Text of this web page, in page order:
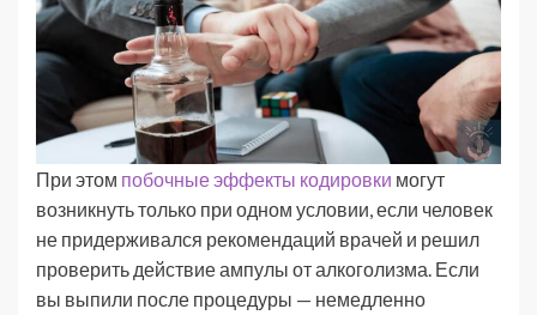
При этом побочные эффекты кодировки могут
возникнуть только при одном условии, если человек
не придерживался рекомендаций врачей и решил
проверить действие ампулы от алкоголизма. Если
вы выпили после процедуры — немедленно